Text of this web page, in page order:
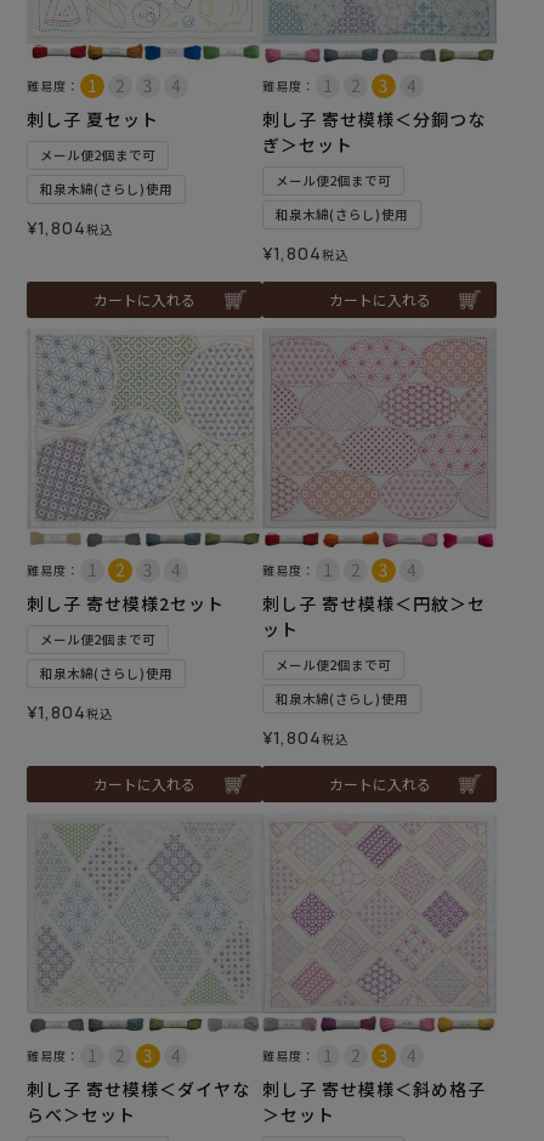
難易度：
刺し子 夏セット
メール便2個まで可
和泉木綿(さらし)使用
¥1,804税込
カートに入れる
難易度：
刺し子 寄せ模様＜分銅つな
ぎ＞セット
メール便2個まで可
和泉木綿(さらし)使用
¥1,804税込
カートに入れる
難易度：
刺し子 寄せ模様2セット
メール便2個まで可
和泉木綿(さらし)使用
¥1,804税込
カートに入れる
難易度：
刺し子 寄せ模様＜円紋＞セ
ット
メール便2個まで可
和泉木綿(さらし)使用
¥1,804税込
カートに入れる
難易度：
刺し子 寄せ模様＜ダイヤな
らべ＞セット
難易度：
刺し子 寄せ模様＜斜め格子
＞セット